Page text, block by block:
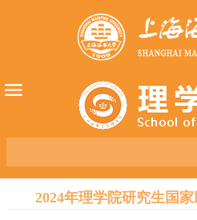
2024年理学院研究生国